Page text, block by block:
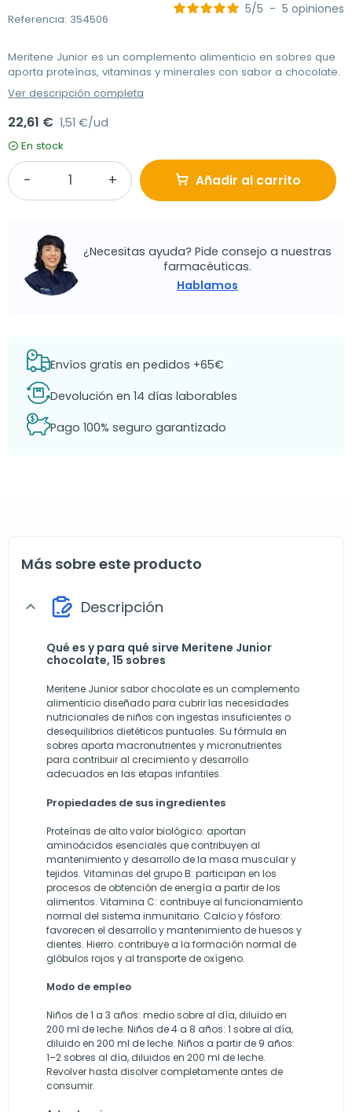
Referencia: 354506
5/5 - 5 opiniones
Meritene Junior es un complemento alimenticio en sobres que
aporta proteínas, vitaminas y minerales con sabor a chocolate.
Ver descripción completa
22,61 € 1,51 €/ud
En stock
Añadir al carrito
¿Necesitas ayuda? Pide consejo a nuestras
farmacéuticas.
Hablamos
Envíos gratis en pedidos +65€
Devolución en 14 días laborables
Pago 100% seguro garantizado
Más sobre este producto
expand_more Descripción
Qué es y para qué sirve Meritene Junior
chocolate, 15 sobres
Meritene Junior sabor chocolate es un complemento
alimenticio diseñado para cubrir las necesidades
nutricionales de niños con ingestas insuficientes o
desequilibrios dietéticos puntuales. Su fórmula en
sobres aporta macronutrientes y micronutrientes
para contribuir al crecimiento y desarrollo
adecuados en las etapas infantiles.
Propiedades de sus ingredientes
Proteínas de alto valor biológico: aportan
aminoácidos esenciales que contribuyen al
mantenimiento y desarrollo de la masa muscular y
tejidos. Vitaminas del grupo B: participan en los
procesos de obtención de energía a partir de los
alimentos. Vitamina C: contribuye al funcionamiento
normal del sistema inmunitario. Calcio y fósforo:
favorecen el desarrollo y mantenimiento de huesos y
dientes. Hierro: contribuye a la formación normal de
glóbulos rojos y al transporte de oxígeno.
Modo de empleo
Niños de 1 a 3 años: medio sobre al día, diluido en
200 ml de leche. Niños de 4 a 8 años: 1 sobre al día,
diluido en 200 ml de leche. Niños a partir de 9 años:
1–2 sobres al día, diluidos en 200 ml de leche.
Revolver hasta disolver completamente antes de
consumir.